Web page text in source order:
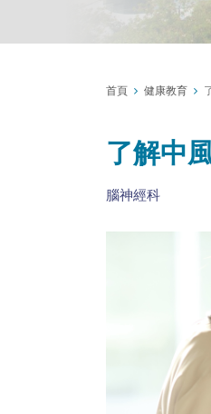
首頁 健康教育
了解中
腦神經科